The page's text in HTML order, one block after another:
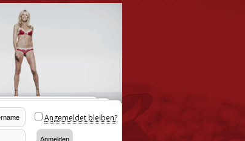
Angemeldet bleiben?